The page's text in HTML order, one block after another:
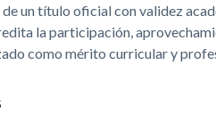
un título oficial con validez
la participación,
como mérito curricular y